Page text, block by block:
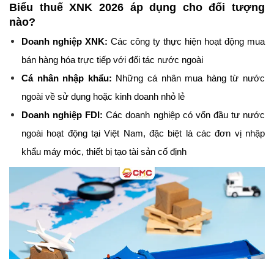
Biểu thuế XNK 2026 áp dụng cho đối tượng
nào?
Doanh nghiệp XNK: Các công ty thực hiện hoạt động mua
bán hàng hóa trực tiếp với đối tác nước ngoài
Cá nhân nhập khẩu: Những cá nhân mua hàng từ nước
ngoài về sử dụng hoặc kinh doanh nhỏ lẻ
Doanh nghiệp FDI: Các doanh nghiệp có vốn đầu tư nước
ngoài hoạt động tại Việt Nam, đặc biệt là các đơn vị nhập
khẩu máy móc, thiết bị tạo tài sản cố định